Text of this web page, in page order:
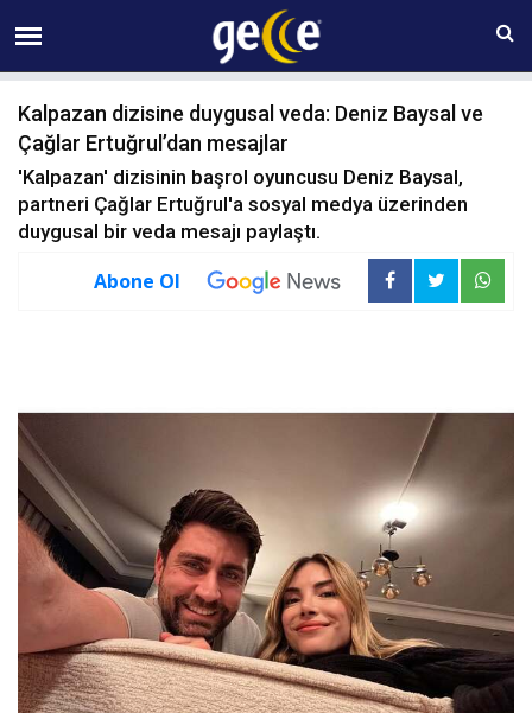
06 AĞUSTOS Perşembe 09:57
Kalpazan dizisine duygusal veda: Deniz Baysal ve
Çağlar Ertuğrul’dan mesajlar
'Kalpazan' dizisinin başrol oyuncusu Deniz Baysal,
partneri Çağlar Ertuğrul'a sosyal medya üzerinden
duygusal bir veda mesajı paylaştı.
Abone Ol